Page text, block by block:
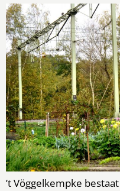
’t Vöggelkempke